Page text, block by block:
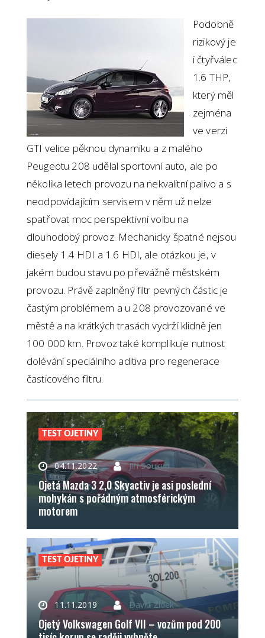
Podobně
rizikový je
i čtyřválec
1.6 THP,
který měl
zejména
ve verzi
GTI velice pěknou dynamiku a z malého
Peugeotu 208 udělal sportovní auto, ale po
několika letech provozu na nekvalitní palivo a s
neodpovídajícím servisem v něm už nelze
spatřovat moc perspektivní volbu na
dlouhodobý provoz. Mechanicky špatné nejsou
diesely 1.4 HDI a 1.6 HDI, ale otázkou je, v
jakém budou stavu po převážně městském
provozu. Právě zaplněný filtr pevných částic je
častým problémem a u 208 provozované ve
městě a na krátkých trasách vydrží klidně jen
100 000 km. Provoz také komplikuje nutnost
dolévání speciálního aditiva pro regenerace
časticového filtru.
TEST OJETINY
04.11.2022 Jiří Soukup
Ojetá Mazda 3 2,0 Skyactiv je asi poslední
mohykán s pořádným atmosférickým
motorem
TEST OJETINY
11.11.2019 David Žídek
Ojetý Volkswagen Golf VII – vozům pod 200